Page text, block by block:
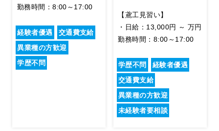
勤務時間：8:00～17:00
経験者優遇
交通費支給
異業種の方歓迎
学歴不問
【鳶工見習い】
・日給：13,000円 ～ 万円
勤務時間：8:00～17:00
学歴不問
経験者優遇
交通費支給
異業種の方歓迎
未経験者要相談